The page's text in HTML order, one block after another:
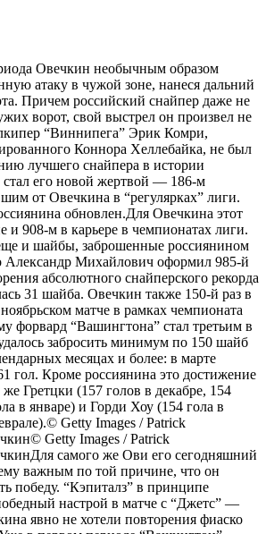
Овечкин необычным образом
атаку в чужой зоне, нанеся дальний
Причем российский снайпер даже не
ворот, свой выстрел он произвел не
“Виннипега” Эрик Комри,
Коннора Хеллебайка, не был
лучшего снайпера в истории
его новой жертвой — 186-м
от Овечкина в “регулярках” лиги.
обновлен.Для Овечкина этот
и 908-м в карьере в чемпионатах лиги.
и шайбы, заброшенные россиянином
Александр Михайлович оформил 985-й
абсолютного снайперского рекорда
31 шайба. Овечкин также 150-й раз в
матче в рамках чемпионата
форвард “Вашингтона” стал третьим в
забросить минимум по 150 шайб
месяцах и более: в марте
гол. Кроме россиянина это достижение
Гретцки (157 голов в декабре, 154
в январе) и Горди Хоу (154 гола в
© Getty Images / Patrick
© Getty Images / Patrick
самого же Ови его сегодняшний
важным по той причине, что он
победу. “Кэпиталз” в принципе
настрой в матче с “Джетс” —
явно не хотели повторения фиаско